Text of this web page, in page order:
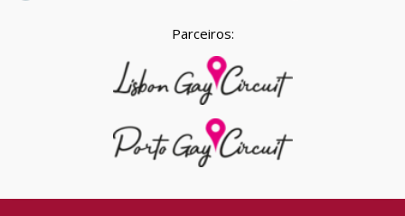
Parceiros: